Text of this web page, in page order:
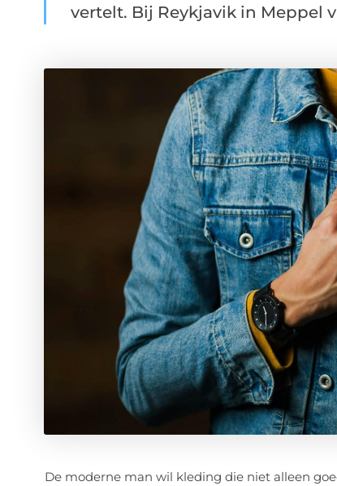
vertelt. Bij Reykjavik in Meppel
De moderne man wil kleding die niet alleen